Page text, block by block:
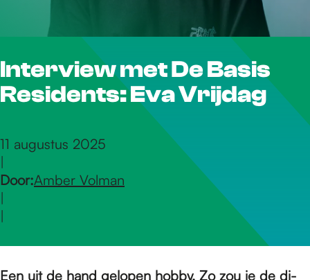
r
d
e
Interview met De Basis
Residents: Eva Vrijdag
11 augustus 2025
|
Door:Amber Volman
|
|
Een uit de hand gelopen hobby. Zo zou je de dj-